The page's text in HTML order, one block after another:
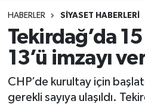
HABERLER SIYASET HABERLERI
Tekirdağ’da
13’ü imzayı
CHP’de kurultay için
gerekli sayıya ulaşıldı.
Spor
Eğitim
Siyaset
Tekirdağ Trafik
Süper Lig Puan Durumu
Tüm Manşetler